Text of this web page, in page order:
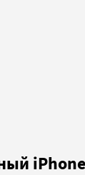
iPhone